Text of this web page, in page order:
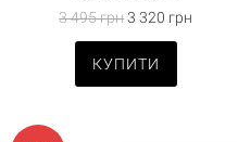
3 495 грн3 320 грн
КУПИТИ